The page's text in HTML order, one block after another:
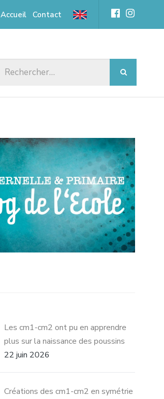
Accueil Contact
Rechercher :
Les cm1-cm2 ont pu en apprendre
plus sur la naissance des poussins
22 juin 2026
Créations des cm1-cm2 en symétrie